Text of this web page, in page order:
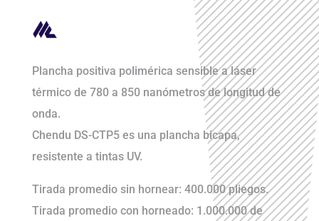
Plancha positiva polimérica sensible a láser
térmico de 780 a 850 nanómetros de longitud de
onda.
Chendu DS-CTP5 es una plancha bicapa,
resistente a tintas UV.
Tirada promedio sin hornear: 400.000 pliegos.
Tirada promedio con horneado: 1.000.000 de